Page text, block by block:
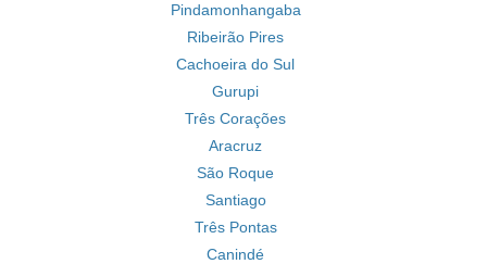
Pindamonhangaba
Ribeirão Pires
Cachoeira do Sul
Gurupi
Três Corações
Aracruz
São Roque
Santiago
Três Pontas
Canindé